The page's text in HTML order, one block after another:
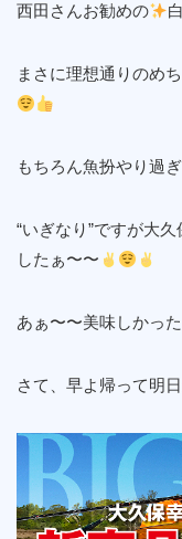
西田さんお勧めの
まさに理想通りのめ
もちろん魚扮やり過
“いぎなり”ですが大
したぁ〜〜
あぁ〜〜美味しかった
さて、早よ帰って明